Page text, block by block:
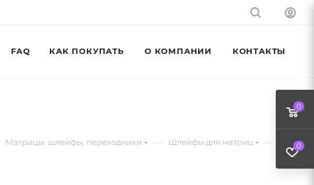
FAQ КАК ПОКУПАТЬ О КОМПАНИИ КОНТАКТЫ
Матрицы, шлейфы, переходники — Шлейфы для матриц —
0
0